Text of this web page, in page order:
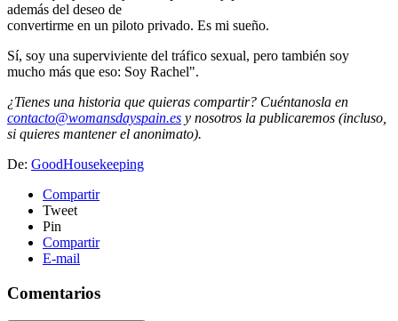
además del deseo de
convertirme en un piloto privado. Es mi sueño.
Sí, soy una superviviente del tráfico sexual, pero también soy
mucho más que eso: Soy Rachel".
¿Tienes una historia que quieras compartir? Cuéntanosla en
contacto@womansdayspain.es y nosotros la publicaremos (incluso,
si quieres mantener el anonimato).
De: GoodHousekeeping
Compartir
Tweet
Pin
Compartir
E-mail
Comentarios